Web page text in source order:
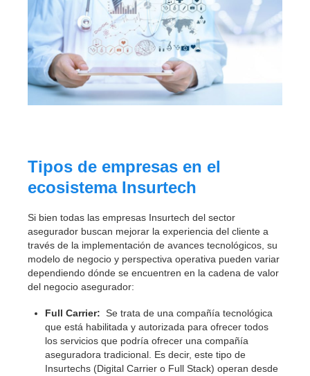
Tipos de empresas en el
ecosistema Insurtech
Si bien todas las empresas Insurtech del sector
asegurador buscan mejorar la experiencia del cliente a
través de la implementación de avances tecnológicos, su
modelo de negocio y perspectiva operativa pueden variar
dependiendo dónde se encuentren en la cadena de valor
del negocio asegurador:
Full Carrier: Se trata de una compañía tecnológica
que está habilitada y autorizada para ofrecer todos
los servicios que podría ofrecer una compañía
aseguradora tradicional. Es decir, este tipo de
Insurtechs (Digital Carrier o Full Stack) operan desde